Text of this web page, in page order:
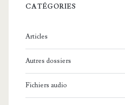
c
:
CATÉGORIES
Articles
Autres dossiers
Fichiers audio